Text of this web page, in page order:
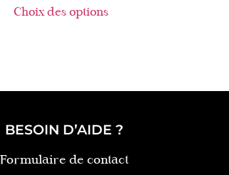
Choix des options
BESOIN D’AIDE ?
Formulaire de contact